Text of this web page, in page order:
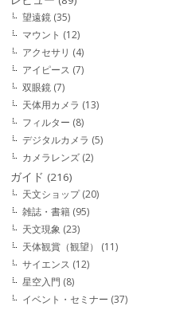
望遠鏡 (35)
マウント (12)
アクセサリ (4)
アイピース (7)
双眼鏡 (7)
天体用カメラ (13)
フィルター (8)
デジタルカメラ (5)
カメラレンズ (2)
ガイド (216)
天文ショップ(20)
雑誌・書籍 (95)
天文現象 (23)
天体観賞（観望）
(11)
サイエンス (12)
星空入門 (8)
イベント・セミナー (37)